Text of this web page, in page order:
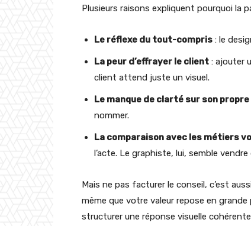
Plusieurs raisons expliquent pourquoi la
Le réflexe du tout-compris : le
La peur d’effrayer le client : ajouter
client attend juste un visuel.
Le manque de clarté sur son
nommer.
La comparaison avec les métiers
l’acte. Le graphiste, lui, semble vendre
Mais ne pas facturer le conseil, c’est
même que votre valeur repose en
structurer une réponse visuelle